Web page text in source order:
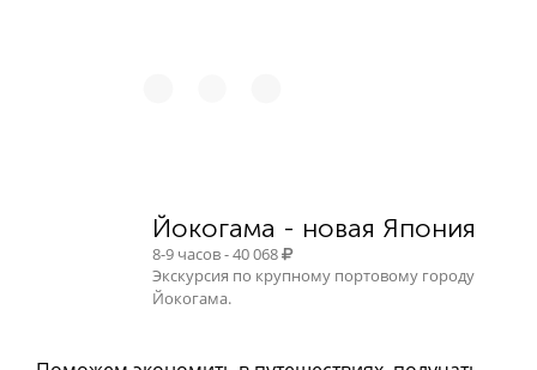
Йокогама - новая Япония
8-9 часов - 40 068
Экскурсия по крупному портовому городу
Йокогама.